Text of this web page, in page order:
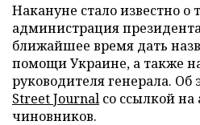
Накануне стало известно о
администрация
ближайшее время дать
помощи Украине, а также
руководителя генерала.
Street Journal со ссылкой
чиновников.